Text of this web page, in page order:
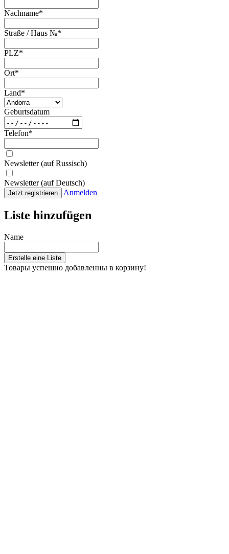
Nachname*
Straße / Haus №*
PLZ*
Ort*
Land*
Geburtsdatum
Telefon*
Newsletter (auf Russisch)
Newsletter (auf Deutsch)
Jetzt registrieren Anmelden
Liste hinzufügen
Name
Erstelle eine Liste
Товары успешно добавленны в корзину!